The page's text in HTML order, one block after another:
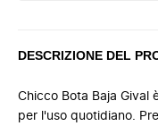
DESCRIZIONE DEL
Chicco Bota Baja Gival
per l'uso quotidiano.